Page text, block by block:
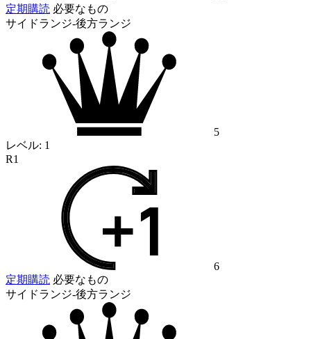
定期購読 必要なもの
サイドランジ-後方ランジ
5
レベル: 1
R1
6
定期購読 必要なもの
サイドランジ-後方ランジ